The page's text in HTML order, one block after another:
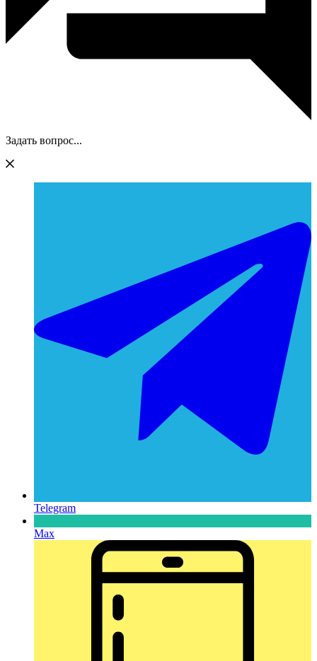
Задать вопрос...
Telegram
Max